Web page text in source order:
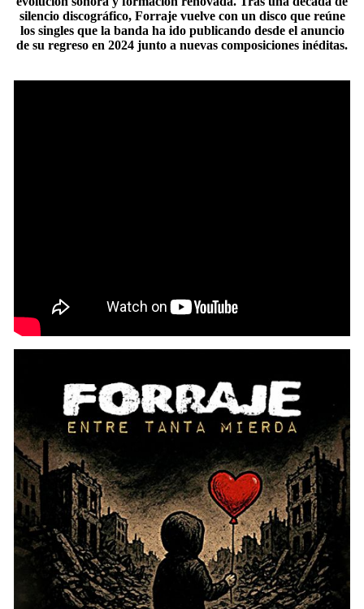
silencio discográfico, Forraje vuelve con un disco que reúne
los singles que la banda ha ido publicando desde el anuncio
de su regreso en 2024 junto a nuevas composiciones inéditas.